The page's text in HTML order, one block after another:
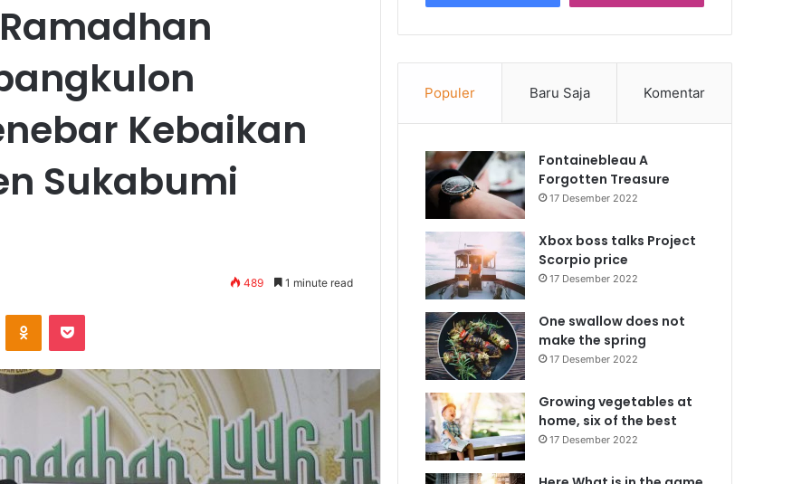
Kebaikan
Sukabumi
489 1 minute read
Odnoklassniki
Pocket
Populer Baru Saja Komentar
Fontainebleau A
Forgotten Treasure
17 Desember 2022
Xbox boss talks Project
Scorpio price
17 Desember 2022
One swallow does not
make the spring
17 Desember 2022
Growing vegetables at
home, six of the best
17 Desember 2022